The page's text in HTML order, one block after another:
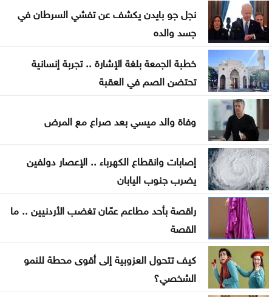
حزيران وتموز الأشد حرارة في تاريخ أوروبا الغربية
منتخب الشباب يواجه نظيره الكويتي ودياً الثلاثاء
نتائج التوجيهي 2026 متاحة عبر سند فور إعلانها الاثنين
الأهلي يتصدر دوري الدرجة الأولى للسيدات لكرة القدم
ملحق دوري أبطال آسيا: الحسين إربد أمام باختاكور
الأوزبكي
نجل جو بايدن يكشف عن تفشي السرطان في
جسد والده
خطبة الجمعة بلغة الإشارة .. تجربة إنسانية
تحتضن الصم في العقبة
وفاة والد ميسي بعد صراع مع المرض
إصابات وانقطاع الكهرباء .. الإعصار دولفين
يضرب جنوب اليابان
راقصة بأحد مطاعم عمّان تغضب الأردنيين .. ما
القصة
كيف تتحول العزوبية إلى أقوى محطة للنمو
الشخصي؟